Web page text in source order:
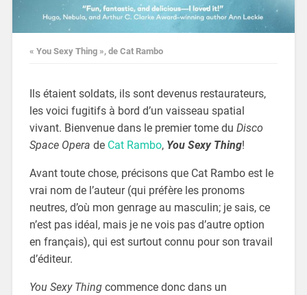
« You Sexy Thing », de Cat Rambo
Ils étaient soldats, ils sont devenus restaurateurs,
les voici fugitifs à bord d’un vaisseau spatial
vivant. Bienvenue dans le premier tome du Disco
Space Opera de Cat Rambo, You Sexy Thing!
Avant toute chose, précisons que Cat Rambo est le
vrai nom de l’auteur (qui préfère les pronoms
neutres, d’où mon genrage au masculin; je sais, ce
n’est pas idéal, mais je ne vois pas d’autre option
en français), qui est surtout connu pour son travail
d’éditeur.
You Sexy Thingcommence donc dans un